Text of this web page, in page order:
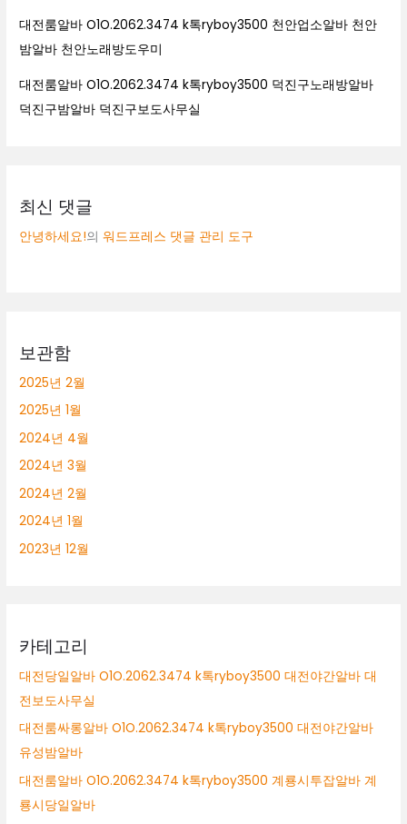
대전룸알바 O1O.2062.3474 k톡ryboy3500 천안업소알바 천안
밤알바 천안노래방도우미
대전룸알바 O1O.2062.3474 k톡ryboy3500 덕진구노래방알바
덕진구밤알바 덕진구보도사무실
최신 댓글
안녕하세요!의워드프레스 댓글 관리 도구
보관함
2025년 2월
2025년 1월
2024년 4월
2024년 3월
2024년 2월
2024년 1월
2023년 12월
카테고리
대전당일알바 O1O.2062.3474 k톡ryboy3500 대전야간알바 대
전보도사무실
대전룸싸롱알바 O1O.2062.3474 k톡ryboy3500 대전야간알바
유성밤알바
대전룸알바 O1O.2062.3474 k톡ryboy3500 계룡시투잡알바 계
룡시당일알바